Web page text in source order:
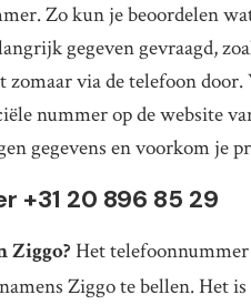
Zo kun je beoordelen
gegeven gevraagd,
zomaar via de telefoon
nummer op de website
gegevens en voorkom je
+31 20 896 85 29
Ziggo? Het
Ziggo te bellen. Het